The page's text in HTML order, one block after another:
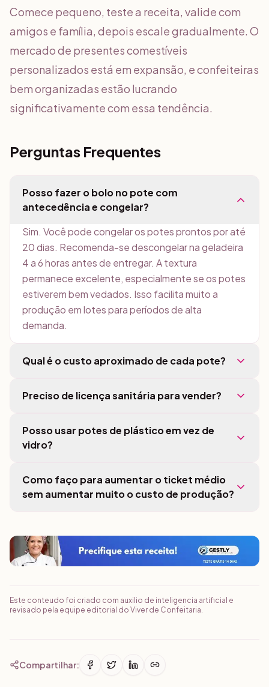
Comece pequeno, teste a receita, valide com
amigos e família, depois escale gradualmente. O
mercado de presentes comestíveis
personalizados está em expansão, e confeiteiras
bem organizadas estão lucrando
significativamente com essa tendência.
Perguntas Frequentes
Posso fazer o bolo no pote com
antecedência e congelar?
Sim. Você pode congelar os potes prontos por até
20 dias. Recomenda-se descongelar na geladeira
4 a 6 horas antes de entregar. A textura
permanece excelente, especialmente se os potes
estiverem bem vedados. Isso facilita muito a
produção em lotes para períodos de alta
demanda.
Qual é o custo aproximado de cada pote?
Preciso de licença sanitária para vender?
Posso usar potes de plástico em vez de
vidro?
Como faço para aumentar o ticket médio
sem aumentar muito o custo de produção?
Este conteudo foi criado com auxilio de inteligencia artificial e
revisado pela equipe editorial do Viver de Confeitaria.
Compartilhar: